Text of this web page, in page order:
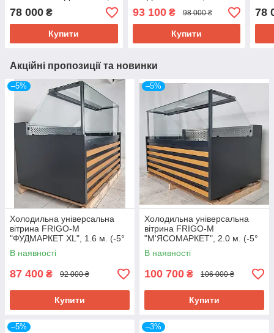
1.6 м. (0° +8°), викладка
60 см.
78 000 ₴
Купити
(-5° +5°), викладка 80 см.
93 100₴ 98 000 ₴
Купити
1.6
60
78
Акційні пропозиції та новинки
–5%
Холодильна універсальна
вітрина FRIGO-М
"ФУДМАРКЕТ XL", 1.6 м. (-5°
+5°), викладка 80 см.
В наявності
87 400 ₴ 92 000 ₴
Купити
–5%
Холодильна універсальна
вітрина FRIGO-М
"М'ЯСОМАРКЕТ", 2.0 м. (-5°
+5°), викладка 80 см.
В наявності
100 700 ₴ 106 000 ₴
Купити
–5% –3%